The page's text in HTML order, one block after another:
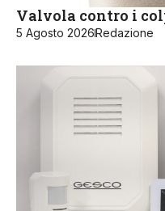
Valvola contro i
5 Agosto 2026Redazione